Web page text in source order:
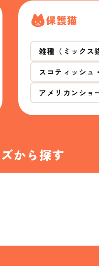
保護猫
雑種（ミックス
スコティッシュ
アメリカンショ
から探す